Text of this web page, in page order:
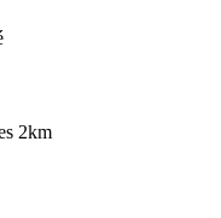
2km